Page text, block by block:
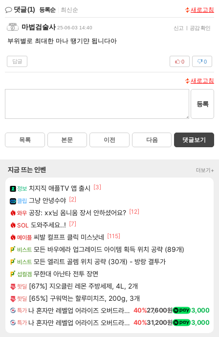
댓글(1) 등록순 최신순 새로고침
마법검술사 25-06-03 14:40 신고 | 공감 확인
부위별로 최대한 마나 땡기먄 됩니다아
답글 0
0
새로고침
등록
목록 본문 이전 다음 댓글보기
지금 뜨는 인벤 더보기+
정보 치지직 애플TV 앱 출시 [3]
클립 그냥 안녕수야 [2]
와우 공장: xx님 옴니움 장서 안하셨어요? [12]
SOL 도와주세요..! [7]
메이플 씨발 컬프프 클릭 미스낫네 [115]
비스트 모든 바우에라 업그레이드 아이템 획득 위치 공략 (89개)
비스트 모든 엘리트 골렘 위치 공략 (30개) - 방랑 결투가
섭컬겜 무한대 아난타 전투 장면
핫딜 [67%] 지오클린 레몬 주방세제, 4L, 2개
핫딜 [65%] 구워먹는 할루미치즈, 200g, 3개
특가 나 혼자만 레벨업 어라이즈 오버드라이브 Solo Leveling Arise 40%27,600원 3,000
특가 나 혼자만 레벨업 어라이즈 오버드라이브 디럭스 에디션 Solo Leveling Arise Overdrive Deluxe Edition 40%31,200원 3,000